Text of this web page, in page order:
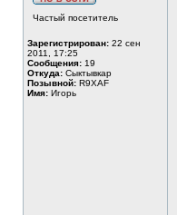
Частый посетитель
Зарегистрирован: 22 сен
2011, 17:25
Сообщения: 19
Откуда: Сыктывкар
Позывной: R9XAF
Имя: Игорь